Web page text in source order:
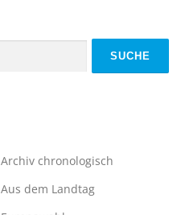
Archiv chronologisch
Aus dem Landtag